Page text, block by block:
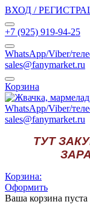
ВХОД /
+7 (925) 919-94-25
WhatsApp/Viber/
sales@fanymarket.ru
Корзина
WhatsApp/Viber/
sales@fanymarket.ru
ТУТ
Корзина:
Оформить
Ваша корзина пуста